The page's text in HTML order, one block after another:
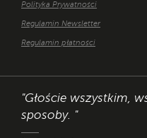
Polityka Prywatności
Regulamin Newsletter
Regulamin płatności
"Głoście wszystkim,
sposoby. "